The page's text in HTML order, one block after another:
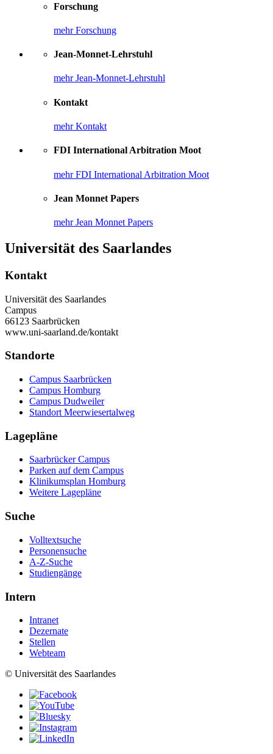
Forschung
mehr Forschung
Jean-Monnet-Lehrstuhl
mehr Jean-Monnet-Lehrstuhl
Kontakt
mehr Kontakt
FDI International Arbitration Moot
mehr FDI International Arbitration Moot
Jean Monnet Papers
mehr Jean Monnet Papers
Universität des Saarlandes
Kontakt
Universität des Saarlandes
Campus
66123 Saarbrücken
www.uni-saarland.de/kontakt
Standorte
Campus Saarbrücken
Campus Homburg
Campus Dudweiler
Standort Meerwiesertalweg
Lagepläne
Saarbrücker Campus
Parken auf dem Campus
Klinikumsplan Homburg
Weitere Lagepläne
Suche
Volltextsuche
Personensuche
A-Z-Suche
Studiengänge
Intern
Intranet
Dezernate
Stellen
Webteam
© Universität des Saarlandes